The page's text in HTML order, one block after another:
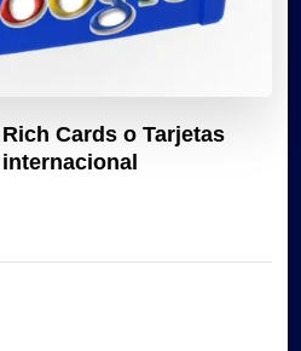
Cards o Tarjetas